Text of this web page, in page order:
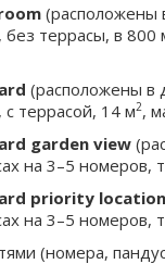
(расположены
без террасы, в
(расположены в
с террасой, 14 м2,
garden view
на 3–5 номеров,
priority location
на 3–5 номеров,
(номера,